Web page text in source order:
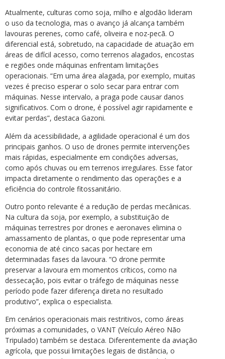
Atualmente, culturas como soja, milho e algodão lideram
o uso da tecnologia, mas o avanço já alcança também
lavouras perenes, como café, oliveira e noz-pecã. O
diferencial está, sobretudo, na capacidade de atuação em
áreas de difícil acesso, como terrenos alagados, encostas
e regiões onde máquinas enfrentam limitações
operacionais. “Em uma área alagada, por exemplo, muitas
vezes é preciso esperar o solo secar para entrar com
máquinas. Nesse intervalo, a praga pode causar danos
significativos. Com o drone, é possível agir rapidamente e
evitar perdas”, destaca Gazoni.
Além da acessibilidade, a agilidade operacional é um dos
principais ganhos. O uso de drones permite intervenções
mais rápidas, especialmente em condições adversas,
como após chuvas ou em terrenos irregulares. Esse fator
impacta diretamente o rendimento das operações e a
eficiência do controle fitossanitário.
Outro ponto relevante é a redução de perdas mecânicas.
Na cultura da soja, por exemplo, a substituição de
máquinas terrestres por drones e aeronaves elimina o
amassamento de plantas, o que pode representar uma
economia de até cinco sacas por hectare em
determinadas fases da lavoura. “O drone permite
preservar a lavoura em momentos críticos, como na
dessecação, pois evitar o tráfego de máquinas nesse
período pode fazer diferença direta no resultado
produtivo”, explica o especialista.
Em cenários operacionais mais restritivos, como áreas
próximas a comunidades, o VANT (Veículo Aéreo Não
Tripulado) também se destaca. Diferentemente da aviação
agrícola, que possui limitações legais de distância, o